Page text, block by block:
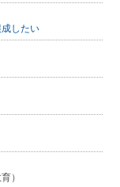
したい
）